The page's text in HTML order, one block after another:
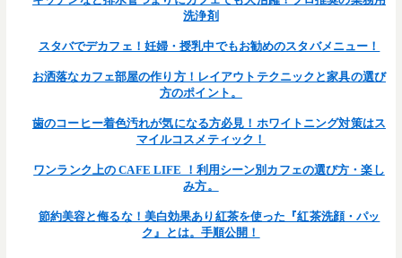
洗浄剤
スタバでデカフェ！妊婦・授乳中でもお勧めのスタバメニュー！
お洒落なカフェ部屋の作り方！レイアウトテクニックと家具の選び
方のポイント。
歯のコーヒー着色汚れが気になる方必見！ホワイトニング対策はス
マイルコスメティック！
ワンランク上の CAFE LIFE ！利用シーン別カフェの選び方・楽し
み方。
節約美容と侮るな！美白効果あり紅茶を使った『紅茶洗顔・パッ
ク』とは。手順公開！